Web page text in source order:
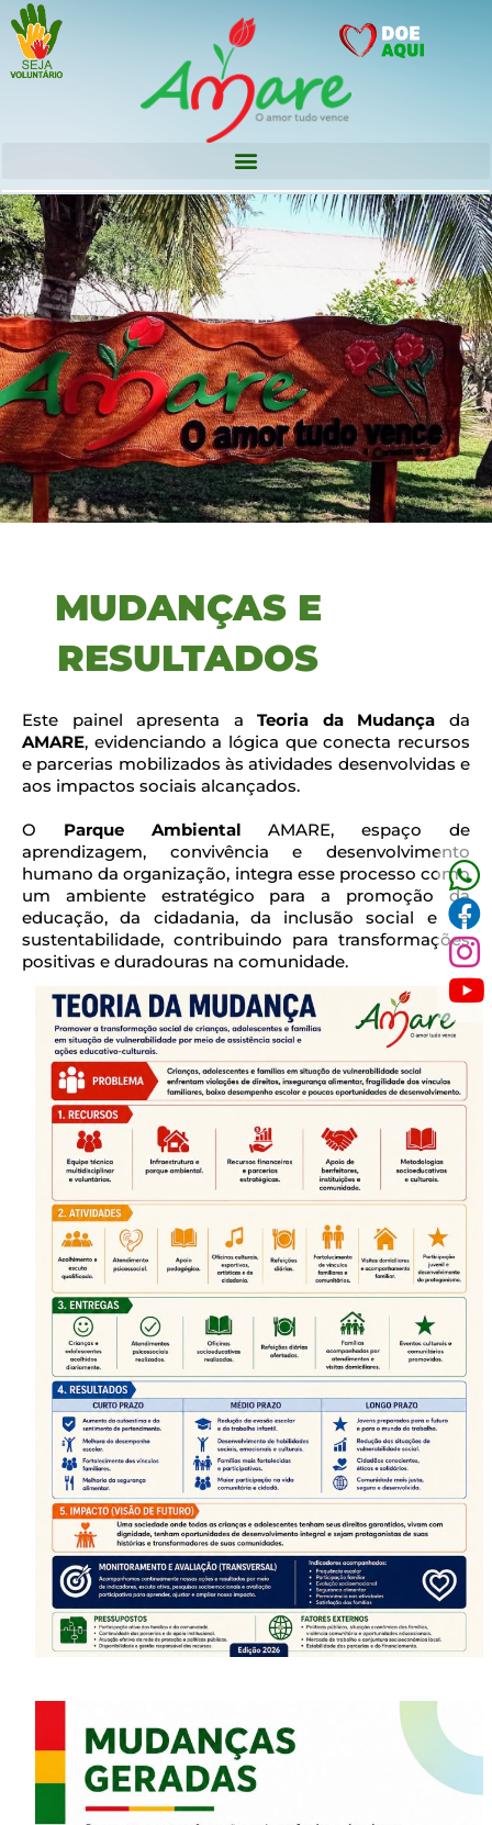
MUDANÇAS E
RESULTADOS
Este painel apresenta aTeoria da Mudança da
AMARE, evidenciando a lógica que conecta recursos
e parcerias mobilizados às atividades desenvolvidas e
aos impactos sociais alcançados.
O Parque Ambiental AMARE, espaço de
aprendizagem, convivência e desenvolvimento
humano da organização, integra esse processo como
um ambiente estratégico para a promoção da
educação, da cidadania, da inclusão social e da
sustentabilidade, contribuindo para transformações
positivas e duradouras na comunidade.